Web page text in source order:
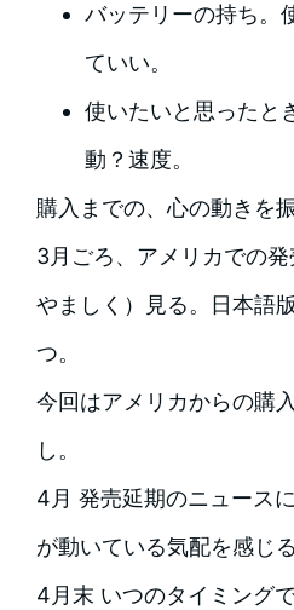
バッテリーの持ち。
ていい。
使いたいと思ったと
動？速度。
購入までの、心の動きを
3月ごろ、アメリカでの
やましく）見る。日本語
つ。
今回はアメリカからの購
し。
4月 発売延期のニュース
が動いている気配を感じる
4月末 いつのタイミング